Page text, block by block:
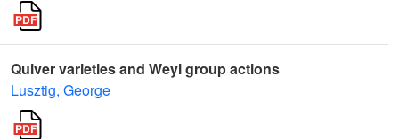
Quiver varieties and Weyl group actions
Lusztig, George